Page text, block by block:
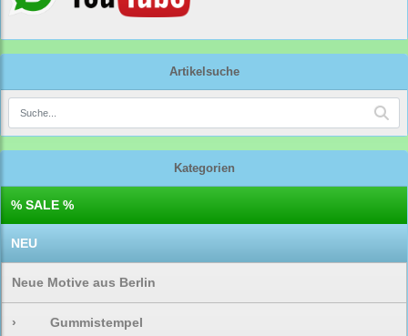
Artikelsuche
Kategorien
% SALE %
NEU
Neue Motive aus Berlin
› Gummistempel